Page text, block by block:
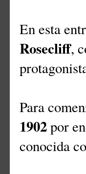
En esta
Rosecliff,
Para
1902por
conocida